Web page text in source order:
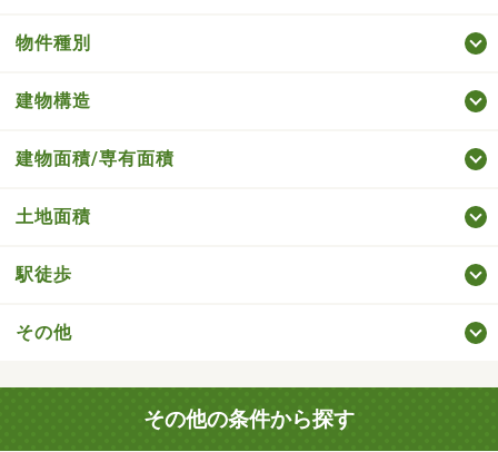
物件種別
建物構造
建物面積/専有面積
土地面積
駅徒歩
その他
その他の条件から探す